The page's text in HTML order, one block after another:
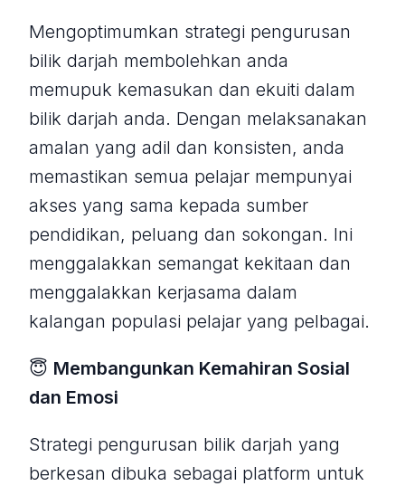
Mengoptimumkan strategi pengurusan
bilik darjah membolehkan anda
memupuk kemasukan dan ekuiti dalam
bilik darjah anda. Dengan melaksanakan
amalan yang adil dan konsisten, anda
memastikan semua pelajar mempunyai
akses yang sama kepada sumber
pendidikan, peluang dan sokongan. Ini
menggalakkan semangat kekitaan dan
menggalakkan kerjasama dalam
kalangan populasi pelajar yang pelbagai.
😇 Membangunkan Kemahiran Sosial
dan Emosi
Strategi pengurusan bilik darjah yang
berkesan dibuka sebagai platform untuk